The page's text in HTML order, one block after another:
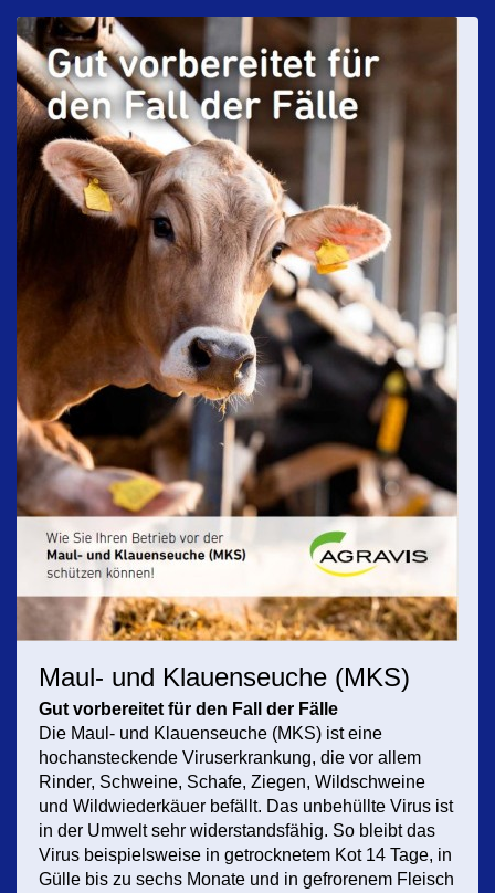
Maul- und Klauenseuche (MKS)
Gut vorbereitet für den Fall der Fälle
Die Maul- und Klauenseuche (MKS) ist eine
hochansteckende Viruserkrankung, die vor allem
Rinder, Schweine, Schafe, Ziegen, Wildschweine
und Wildwiederkäuer befällt. Das unbehüllte Virus ist
in der Umwelt sehr widerstandsfähig. So bleibt das
Virus beispielsweise in getrocknetem Kot 14 Tage, in
Gülle bis zu sechs Monate und in gefrorenem Fleisch